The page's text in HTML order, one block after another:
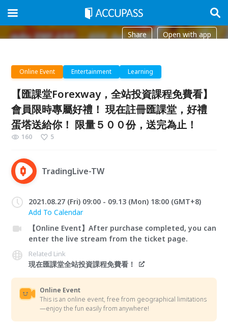
Share Open with app
Online Event Entertainment Learning
【匯課堂Forexway，全站投資課程免費看】
會員限時專屬好禮！ 現在註冊匯課堂，好禮
蛋塔送給你！ 限量５００份，送完為止！
160 5
TradingLive-TW
2021.08.27 (Fri) 09:00 - 09.13 (Mon) 18:00 (GMT+8)
Add To Calendar
【Online Event】After purchase completed, you can
enter the live stream from the ticket page.
Related Link
現在匯課堂全站投資課程免費看！
Online Event
This is an online event, free from geographical limitations
—enjoy the fun easily from anywhere!